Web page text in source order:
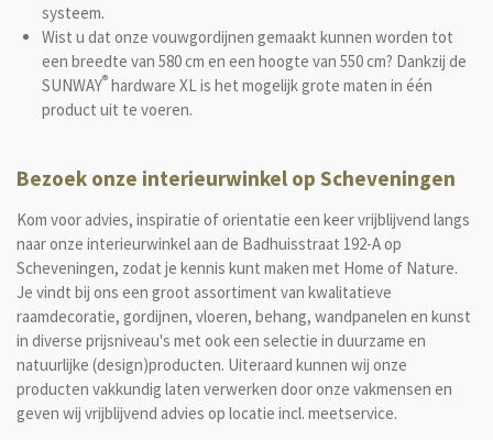
systeem.
Wist u dat onze vouwgordijnen gemaakt kunnen worden tot
een breedte van 580 cm en een hoogte van 550 cm? Dankzij de
SUNWAY®hardware XL is het mogelijk grote maten in één
product uit te voeren.
Bezoek onze interieurwinkel op Scheveningen
Kom voor advies, inspiratie of orientatie een keer vrijblijvend langs
naar onze interieurwinkel aan de Badhuisstraat 192-A op
Scheveningen, zodat je kennis kunt maken met Home of Nature.
Je vindt bij ons een groot assortiment van kwalitatieve
raamdecoratie, gordijnen, vloeren, behang, wandpanelen en kunst
in diverse prijsniveau's met ook een selectie in duurzame en
natuurlijke (design)producten. Uiteraard kunnen wij onze
producten vakkundig laten verwerken door onze vakmensen en
geven wij vrijblijvend advies op locatie incl. meetservice.